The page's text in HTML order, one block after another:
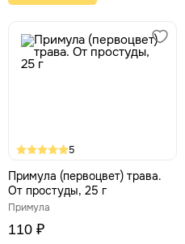
5
Примула (первоцвет) трава.
От простуды, 25 г
Примула
110 ₽